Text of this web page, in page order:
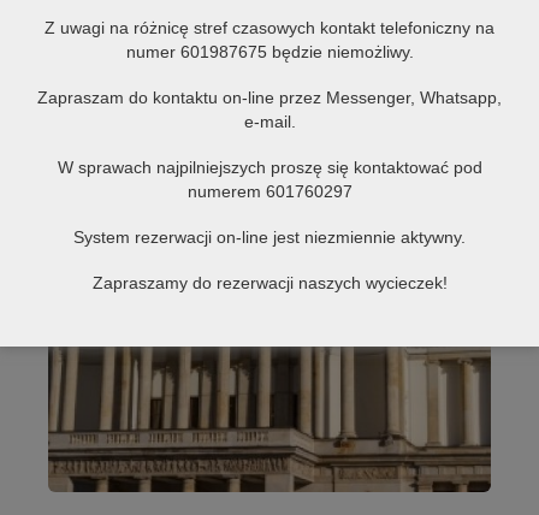
Z uwagi na różnicę stref czasowych kontakt telefoniczny na
numer 601987675 będzie niemożliwy.
Zapraszam do kontaktu on-line przez Messenger, Whatsapp,
e-mail.
W sprawach najpilniejszych proszę się kontaktować pod
numerem 601760297
System rezerwacji on-line jest niezmiennie aktywny.
Zapraszamy do rezerwacji naszych wycieczek!